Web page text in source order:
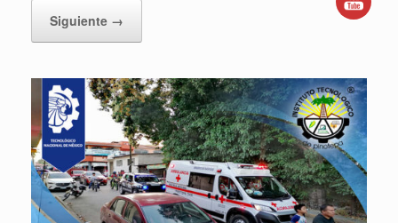
Siguiente →